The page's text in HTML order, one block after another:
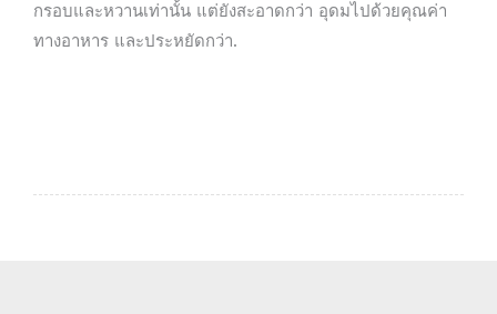
กรอบและหวานเท่านั้น แต่ยังสะอาดกว่า อุดมไปด้วยคุณค่า
ทางอาหาร และประหยัดกว่า.